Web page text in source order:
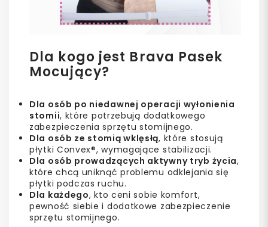
Dla kogo jest Brava Pasek
Mocujący?
Dla osób po niedawnej operacji wyłonienia
stomii, które potrzebują dodatkowego
zabezpieczenia sprzętu stomijnego.
Dla osób ze stomią wklęsłą, które stosują
płytki Convex®, wymagające stabilizacji.
Dla osób prowadzących aktywny tryb życia,
które chcą uniknąć problemu odklejania się
płytki podczas ruchu.
Dla każdego, kto ceni sobie komfort,
pewność siebie i dodatkowe zabezpieczenie
sprzętu stomijnego.